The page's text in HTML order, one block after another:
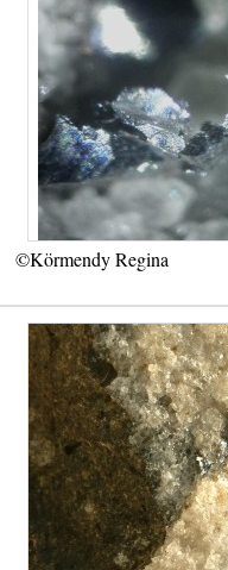
©Körmendy Regina